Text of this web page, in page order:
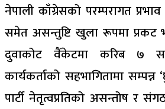
नेपाली काँग्रेसको परम्परागत प्रभाव
समेत असन्तुष्टि खुला रूपमा
दुवाकोट वैंकेटमा करिब ७
कार्यकर्ताको सहभागितामा सम्पन्न
पार्टी नेतृत्वप्रतिको असन्तोष र